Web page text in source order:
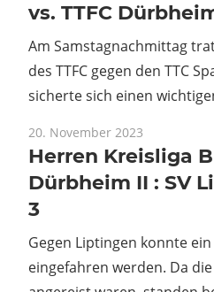
vs. TTFC
Am Samstagnachmittag
des TTFC gegen den TTC
sicherte sich einen
20. November 2023
Herren Kreisliga B
Dürbheim II : SV
3
Gegen Liptingen konnte
eingefahren werden. Da